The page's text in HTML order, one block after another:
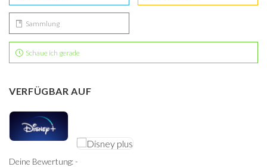
Sammlung
Schaue ich gerade
VERFÜGBAR AUF
Deine Bewertung: -